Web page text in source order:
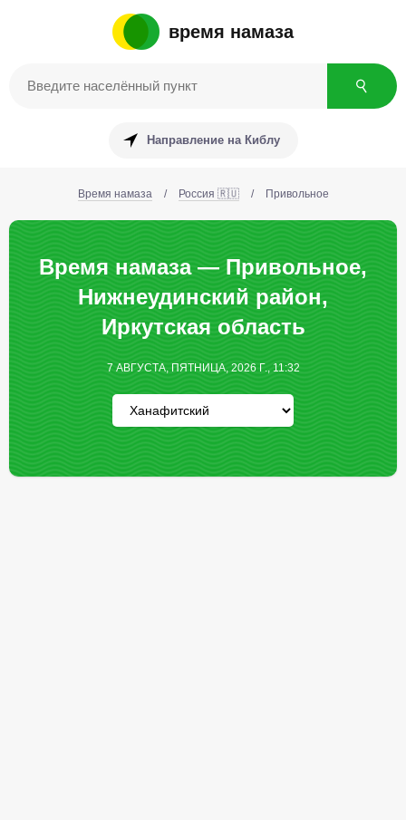
время намаза
Направление на Киблу
Время намаза / Россия 🇷🇺 / Привольное
Время намаза — Привольное,
Нижнеудинский район,
Иркутская область
7 АВГУСТА, ПЯТНИЦА, 2026 Г., 11:32